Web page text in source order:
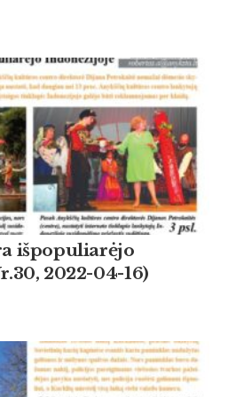
išpopuliarėjo
2022-04-16)